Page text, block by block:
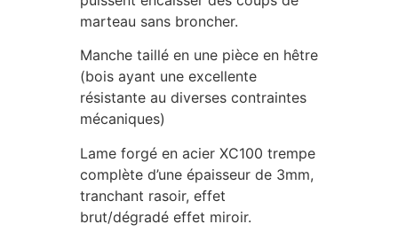
marteau sans broncher.
Manche taillé en une pièce en hêtre
(bois ayant une excellente
résistante au diverses contraintes
mécaniques)
Lame forgé en acier XC100 trempe
complète d’une épaisseur de 3mm,
tranchant rasoir, effet
brut/dégradé effet miroir.